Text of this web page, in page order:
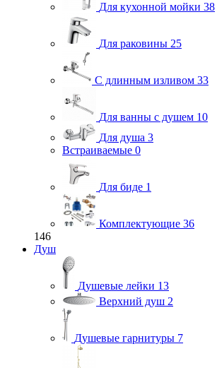
Для кухонной мойки 38
Для раковины 25
С длинным изливом 33
Для ванны с душем 10
Для душа 3
Встраиваемые 0
Для биде 1
Комплектующие 36
146
Душ
Душевые лейки 13
Верхний душ 2
Душевые гарнитуры 7